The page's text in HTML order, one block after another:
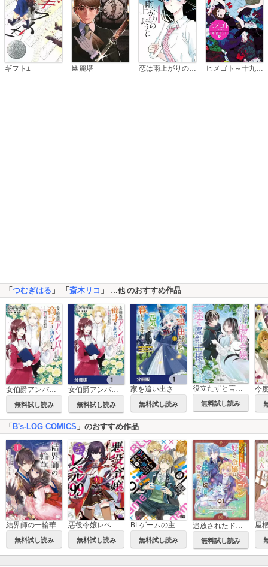
ギフト± 幽麗塔 ヒメゴト～十九歳の制服～
「つむぎはる 」 「斎木リコ 」 …他のおすすめ作品
女伯爵アンバーには商才がある！ やっと自由になれたので、再婚なんてお断り
無料試し読み
女伯爵アンバーには商才がある！ やっと自由になれたので、再婚なんてお断り【分冊版】
無料試し読み
家を追い出されましたが、元気に暮らしています ～チートな魔法と前世知識で快適便利なセカンドライフ！～【分冊版】
無料試し読み
役立たずと言われた傷物令嬢、一途な魔剣士様に求められまして
無料試し読み
「B's-LOG COMICS 」のおすすめ作品
結界師の一輪華
無料試し読み
悪役令嬢レベル99 ～私は裏ボスですが魔王ではありません～
無料試し読み
BLゲームの主人公の弟であることに気がつきました
無料試し読み 無料試し読み